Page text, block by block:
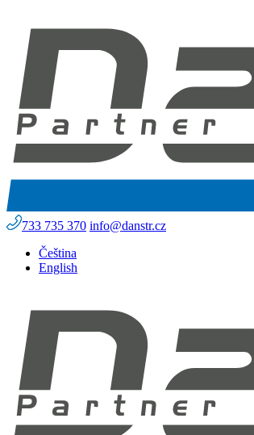
733 735 370 info@danstr.cz
Čeština
English